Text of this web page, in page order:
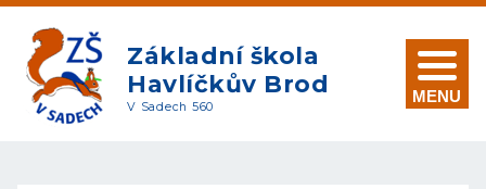
Základní škola
Havlíčkův Brod
V Sadech 560
MENU